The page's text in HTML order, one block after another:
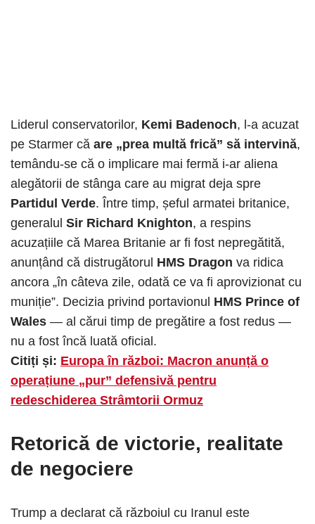
Liderul conservatorilor, Kemi Badenoch, l-a acuzat
pe Starmer că are „prea multă frică” să intervină,
temându-se că o implicare mai fermă i-ar aliena
alegătorii de stânga care au migrat deja spre
Partidul Verde. Între timp, șeful armatei britanice,
generalul Sir Richard Knighton, a respins
acuzațiile că Marea Britanie ar fi fost nepregătită,
anunțând că distrugătorul HMS Dragon va ridica
ancora „în câteva zile, odată ce va fi aprovizionat cu
muniție”. Decizia privind portavionul HMS Prince of
Wales — al cărui timp de pregătire a fost redus —
nu a fost încă luată oficial.
Citiți și: Europa în război: Macron anunță o
operațiune „pur” defensivă pentru
redeschiderea Strâmtorii Ormuz
Retorică de victorie, realitate
de negociere
Trump a declarat că războiul cu Iranul este